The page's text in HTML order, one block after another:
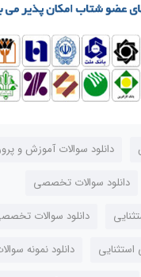
دانلود سوالات آموزش و پرورش 94 آموزگار توانبخشی
دانلود سوالات تخصصی
دانلود سوالات تخصصی آموزش و
استثنایی
دانلود نمونه